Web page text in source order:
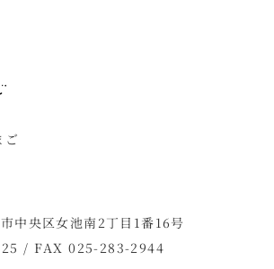
中央区女池南2丁目1番16号
/ FAX 025-283-2944